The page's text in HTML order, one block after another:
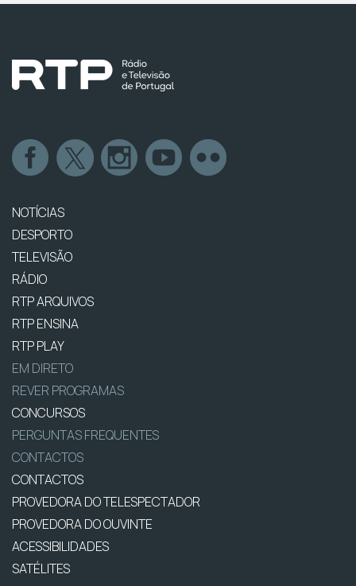
NOTÍCIAS
DESPORTO
TELEVISÃO
RÁDIO
RTP ARQUIVOS
RTP ENSINA
RTP PLAY
EM DIRETO
REVER PROGRAMAS
CONCURSOS
PERGUNTAS FREQUENTES
CONTACTOS
CONTACTOS
PROVEDORA DO TELESPECTADOR
PROVEDORA DO OUVINTE
ACESSIBILIDADES
SATÉLITES